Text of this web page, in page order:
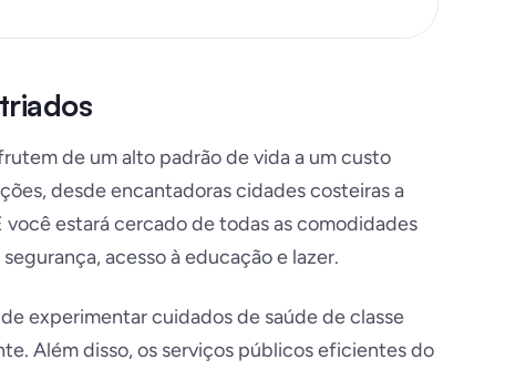
de um alto padrão de vida a um custo
desde encantadoras cidades costeiras a
estará cercado de todas as comodidades
acesso à educação e lazer.
experimentar cuidados de saúde de classe
Além disso, os serviços públicos eficientes do